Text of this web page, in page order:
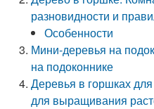
разновидности и
Особенности
Мини-деревья на
на подоконнике
Деревья в горшках
для выращивания